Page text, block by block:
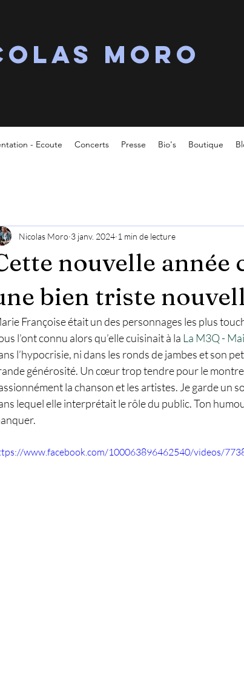
MORO
- Ecoute Concerts Presse Bio's Boutique
nouvelle année
bien triste
Nicolas Moro 3 janv. 2024 1 min de lecture
Françoise était un des personnages les plus
l’ont connu alors qu’elle cuisinait à la La M3Q -
l’hypocrisie, ni dans les ronds de jambes et son
générosité. Un cœur trop tendre pour le
la chanson et les artistes. Je garde un
lequel elle interprétait le rôle du public. Ton
www.facebook.com/100063896462540/videos/